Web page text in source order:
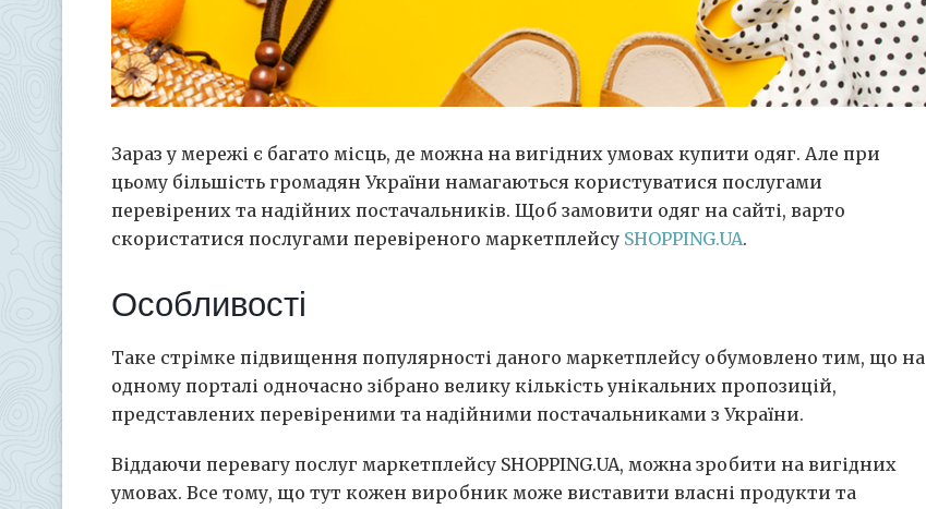
Зараз у мережі є багато місць, де можна на вигідних умовах купити одяг. Але при
цьому більшість громадян України намагаються користуватися послугами
перевірених та надійних постачальників. Щоб замовити одяг на сайті, варто
скористатися послугами перевіреного маркетплейсу SHOPPING.UA.
Особливості
Таке стрімке підвищення популярності даного маркетплейсу обумовлено тим, що на
одному порталі одночасно зібрано велику кількість унікальних пропозицій,
представлених перевіреними та надійними постачальниками з України.
Віддаючи перевагу послуг маркетплейсу SHOPPING.UA, можна зробити на вигідних
умовах. Все тому, що тут кожен виробник може виставити власні продукти та